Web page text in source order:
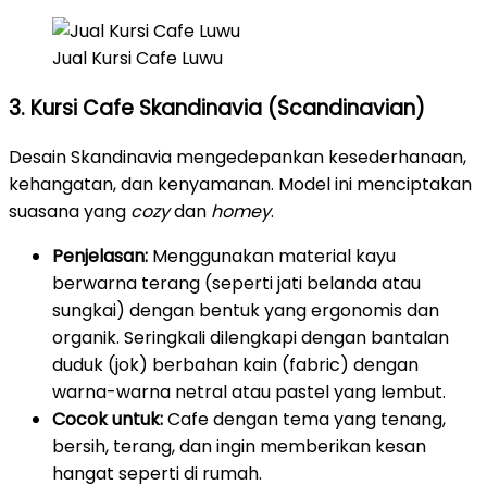
Jual Kursi Cafe Luwu
3. Kursi Cafe Skandinavia (Scandinavian)
Desain Skandinavia mengedepankan kesederhanaan,
kehangatan, dan kenyamanan. Model ini menciptakan
suasana yang cozydan homey.
Penjelasan: Menggunakan material kayu
berwarna terang (seperti jati belanda atau
sungkai) dengan bentuk yang ergonomis dan
organik. Seringkali dilengkapi dengan bantalan
duduk (jok) berbahan kain (fabric) dengan
warna-warna netral atau pastel yang lembut.
Cocok untuk:Cafe dengan tema yang tenang,
bersih, terang, dan ingin memberikan kesan
hangat seperti di rumah.